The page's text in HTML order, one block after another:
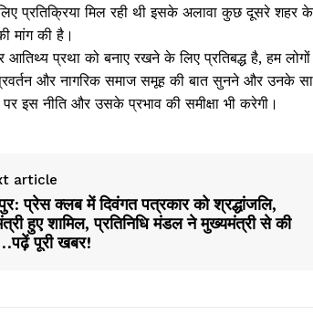
प्रतिक्रिया मिल रही थी इसके अलावा कुछ दूसरे शहर के
मांग की है।
आतिथ्य प्रथा को बनाए रखने के लिए प्रतिबद्ध है, हम लोगों
और नागरिक समाज समूह की बात सुनने और उनके
इस नीति और उसके प्रभाव की समीक्षा भी करेगी।
article
प्रेस क्लब में दिवंगत पत्रकार को श्रद्धांजलि,
हुए शामिल, प्रतिनिधि मंडल ने मुख्यमंत्री से की
पूरी खबर!